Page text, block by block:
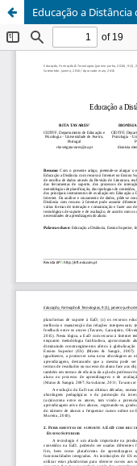
Educação a